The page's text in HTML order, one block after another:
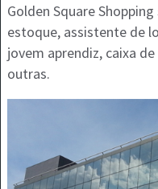
Golden Square
estoque, assistente de
jovem aprendiz, caixa
outras.